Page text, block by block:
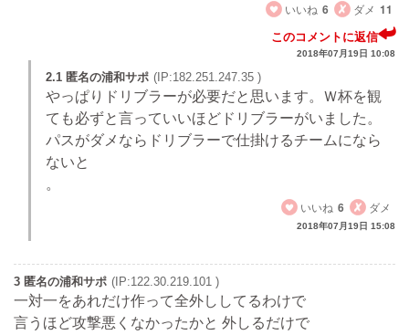
いいね 6 ダメ 11
このコメントに返信
2018年07月19日 10:08
2.1 匿名の浦和サポ (IP:182.251.247.35 )
やっぱりドリブラーが必要だと思います。Ｗ杯を観
ても必ずと言っていいほどドリブラーがいました。
パスがダメならドリブラーで仕掛けるチームになら
ないと
。
いいね 6 ダメ
2018年07月19日 15:08
3 匿名の浦和サポ (IP:122.30.219.101 )
一対一をあれだけ作って全外ししてるわけで
言うほど攻撃悪くなかったかと 外しるだけで